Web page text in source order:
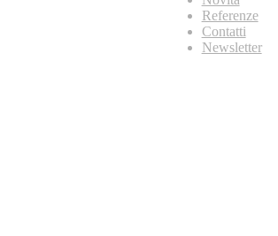
Referenze
Contatti
Newsletter